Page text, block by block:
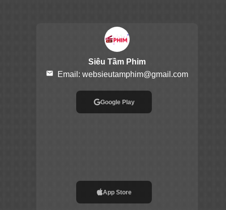
Siêu Tầm Phim
email Email: websieutamphim@gmail.com
Google Play
App Store